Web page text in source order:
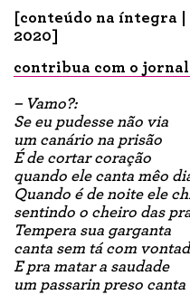
[conteúdo na íntegra |
2020]
contribua com o
– Vamo?:
Se eu pudesse não via
um canário na prisão
É de cortar coração
quando ele canta mêo
Quando é de noite ele
sentindo o cheiro das
Tempera sua garganta
canta sem tá com
E pra matar a saudade
um passarin preso canta